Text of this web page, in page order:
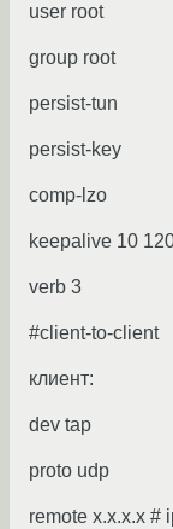
user root
group root
persist-tun
persist-key
comp-lzo
keepalive 10
verb 3
#client-to-client
клиент:
dev tap
proto udp
remote x.x.x.x #